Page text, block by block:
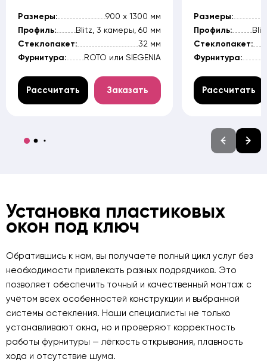
Размеры: 900 х 1300 мм
Профиль: Blitz, 3 камеры, 60 мм
Стеклопакет: 32 мм
Фурнитура: ROTO или SIEGENIA
Рассчитать Заказать
Размеры:
Профиль:
Стеклопакет:
Фурнитура:
Рассчитать
Установка пластиковых
окон под ключ
Обратившись к нам, вы получаете полный цикл услуг без
необходимости привлекать разных подрядчиков. Это
позволяет обеспечить точный и качественный монтаж с
учётом всех особенностей конструкции и выбранной
системы остекления. Наши специалисты не только
устанавливают окна, но и проверяют корректность
работы фурнитуры — лёгкость открывания, плавность
хода и отсутствие шума.